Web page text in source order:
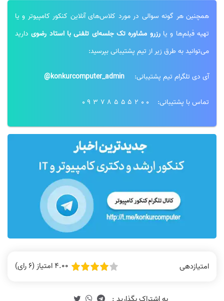
همچنین هر گونه سوالی در مورد کلاس‌های آنلاین کنکور کامپیوتر و یا
تهیه فیلم‌ها و یارزرو مشاوره تک جلسه‌ای تلفنی با استاد رضویدارید
می‌توانید به طرق زیر از تیم پشتیبانی بپرسید:
آی دی تلگرام تیم پشتیبانی: konkurcomputer_admin@
تماس با پشتیبانی: 09378555200
امتیازدهی 4.00 امتیاز (6 رای)